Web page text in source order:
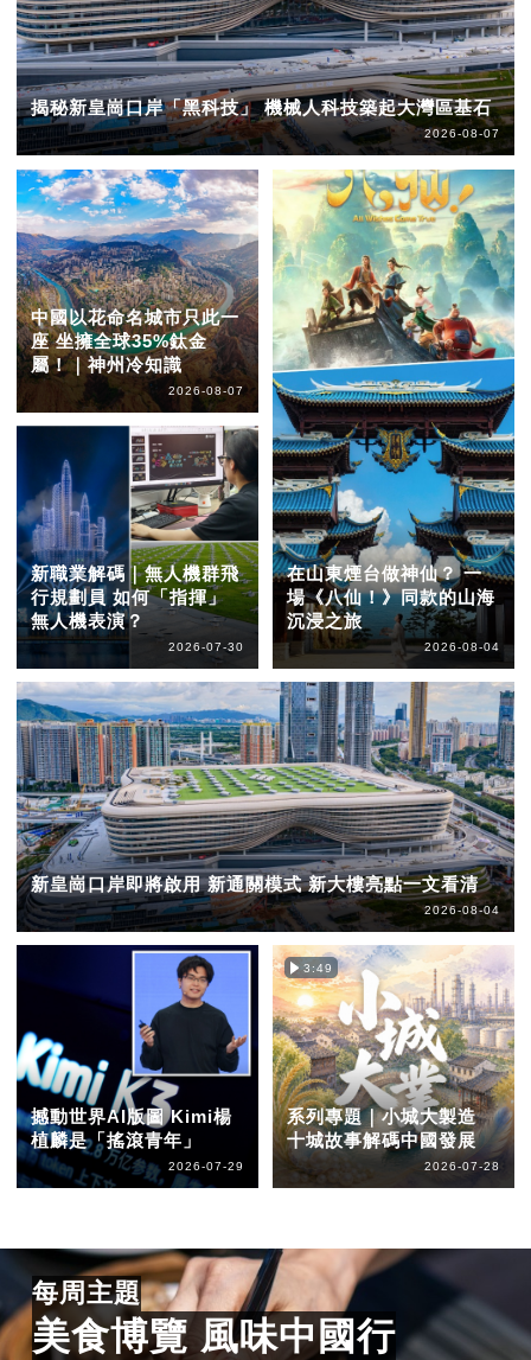
揭秘新皇崗口岸「黑科技」 機械人科技築起大灣區基石
2026-08-07
中國以花命名城市只此一
座 坐擁全球35%鈦金
屬！｜神州冷知識
2026-08-07
新職業解碼｜無人機群飛
行規劃員 如何「指揮」
無人機表演？
2026-07-30
在山東煙台做神仙？ 一
場《八仙！》同款的山海
沉浸之旅
2026-08-04
新皇崗口岸即將啟用 新通關模式 新大樓亮點一文看清
2026-08-04
撼動世界AI版圖 Kimi楊
植麟是「搖滾青年」
2026-07-29
3:49
系列專題｜小城大製造
十城故事解碼中國發展
2026-07-28
每周主題
美食博覽 風味中國行